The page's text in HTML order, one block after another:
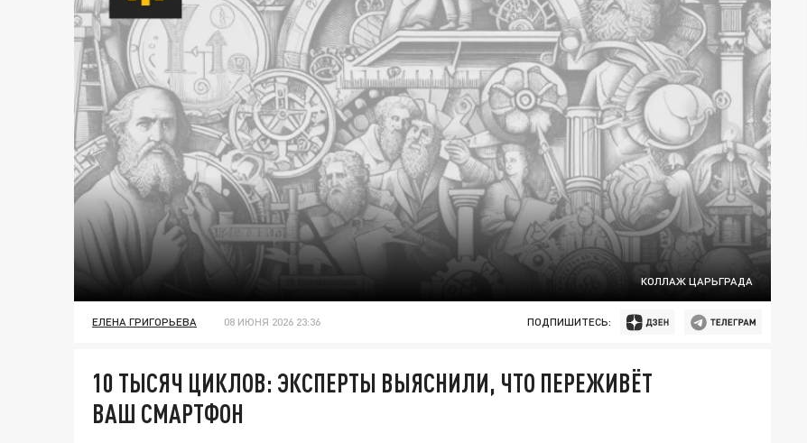
КОЛЛАЖ ЦАРЬГРАДА
ЕЛЕНА ГРИГОРЬЕВА 08 ИЮНЯ 2026 23:36 ПОДПИШИТЕСЬ:
10 ТЫСЯЧ ЦИКЛОВ: ЭКСПЕРТЫ ВЫЯСНИЛИ, ЧТО ПЕРЕЖИВЁТ
ВАШ СМАРТФОН